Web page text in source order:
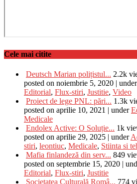
Cele mai citite
Deutsch Marian polițistul... 2.2k
posted on noiembrie 5, 2020 | under
Editorial, Flux-stiri, Justitie, Video
Proiect de lege PNL: pări... 1.3k
posted on aprilie 10, 2021 | under
Medicale
Endolex Active: O Soluție... 1k
posted on aprilie 29, 2025 | under
stiri, leontiuc, Medicale, Stiinta si
Mafia finlandeză din serv... 849
posted on septembrie 15, 2020 |
Editorial, Flux-stiri, Justitie
Societatea Culturală Româ... 774